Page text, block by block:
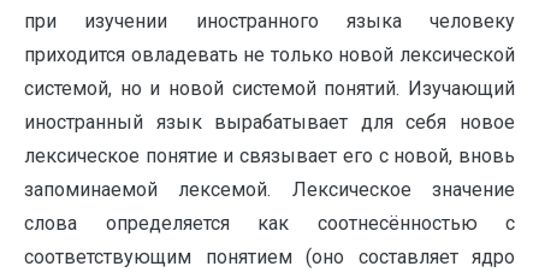
при изучении иностранного языка человеку
приходится овладевать не только новой лексической
системой, но и новой системой понятий. Изучающий
иностранный язык вырабатывает для себя новое
лексическое понятие и связывает его с новой, вновь
запоминаемой лексемой. Лексическое значение
слова определяется как соотнесённостью с
соответствующим понятием (оно составляет ядро